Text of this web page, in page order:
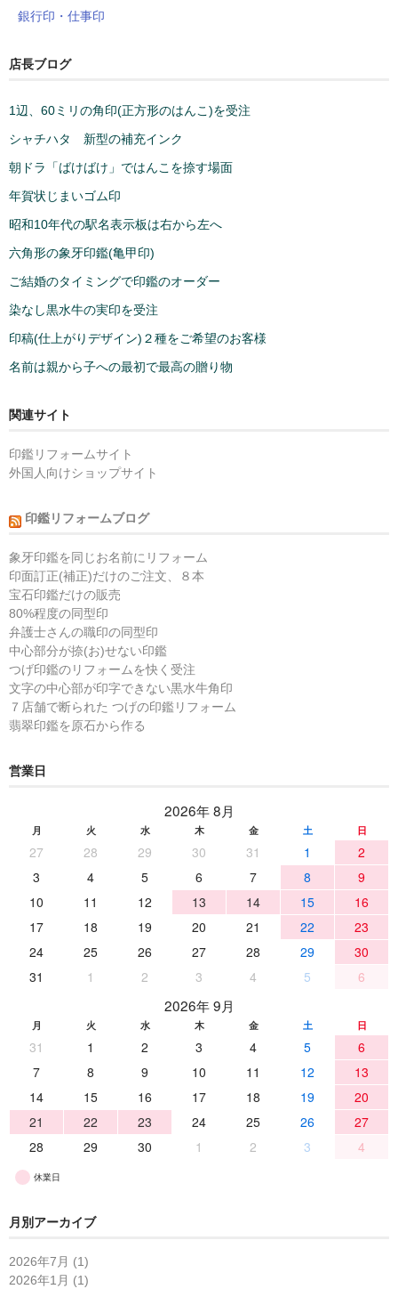
銀行印・仕事印
店長ブログ
1辺、60ミリの角印(正方形のはんこ)を受注
シャチハタ 新型の補充インク
朝ドラ「ばけばけ」ではんこを捺す場面
年賀状じまいゴム印
昭和10年代の駅名表示板は右から左へ
六角形の象牙印鑑(亀甲印)
ご結婚のタイミングで印鑑のオーダー
染なし黒水牛の実印を受注
印稿(仕上がりデザイン)２種をご希望のお客様
名前は親から子への最初で最高の贈り物
関連サイト
印鑑リフォームサイト
外国人向けショップサイト
印鑑リフォームブログ
象牙印鑑を同じお名前にリフォーム
印面訂正(補正)だけのご注文、８本
宝石印鑑だけの販売
80%程度の同型印
弁護士さんの職印の同型印
中心部分が捺(お)せない印鑑
つげ印鑑のリフォームを快く受注
文字の中心部が印字できない黒水牛角印
７店舗で断られた つげの印鑑リフォーム
翡翠印鑑を原石から作る
営業日
2026年 8月
月 火 水 木 金 土 日
27 28 29 30 31 1
2
3
4 5 6 7 8
9
10
11 12 13 14 15
16
17
18 19 20 21 22
23
24
25 26 27 28 29
30
31
1 2 3 4 5 6
2026年 9月
月 火 水 木 金 土 日
31 1 2 3 4 5
6
7
8 9 10 11 12
13
14
15 16 17 18 19
20
21
22 23 24 25 26
27
28
29 30 1 2 3 4
休業日
月別アーカイブ
2026年7月 (1)
2026年1月 (1)